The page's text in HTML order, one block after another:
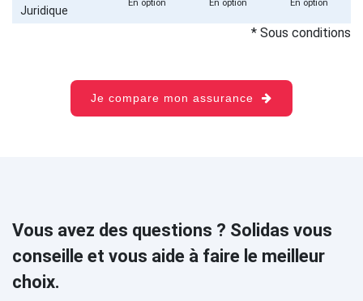
Juridique
En option En option En option
* Sous conditions
Je compare mon assurance
Vous avez des questions ? Solidas vous
conseille et vous aide à faire le meilleur
choix.